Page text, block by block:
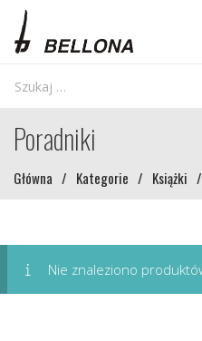
Poradniki
Główna / Kategorie / Książki /
Nie znaleziono